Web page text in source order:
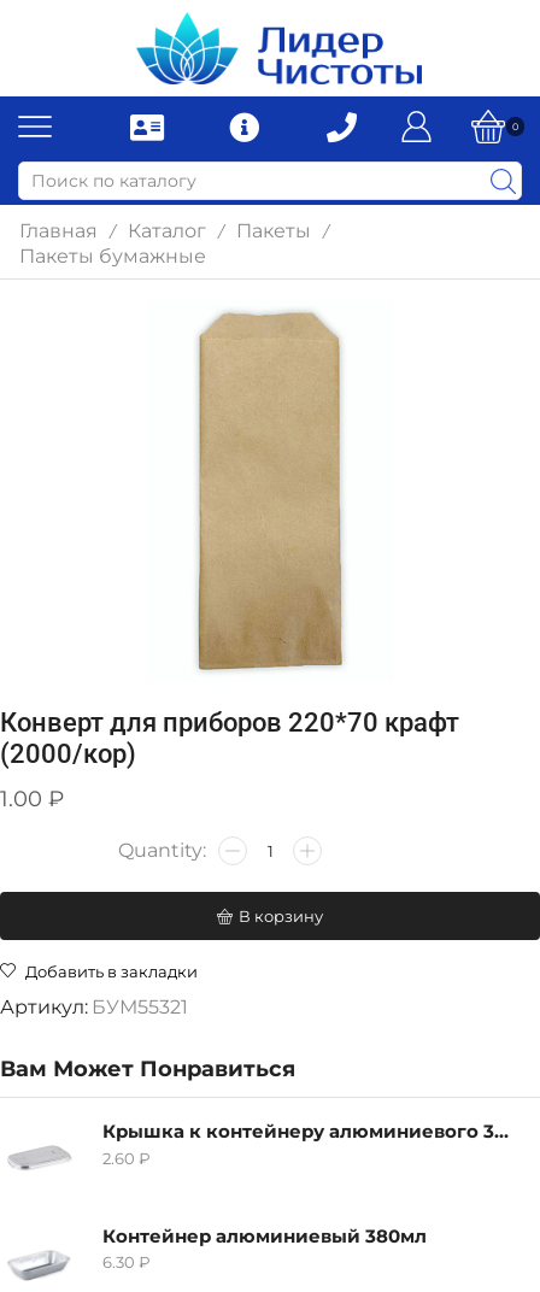
0
Главная / Каталог / Пакеты /
Пакеты бумажные
Конверт для приборов 220*70 крафт
(2000/кор)
1.00 ₽
В корзину
Добавить в закладки
Артикул: БУМ55321
Вам Может Понравиться
Крышка к контейнеру алюминиевого 380мл
2.60 ₽
Контейнер алюминиевый 380мл
6.30 ₽